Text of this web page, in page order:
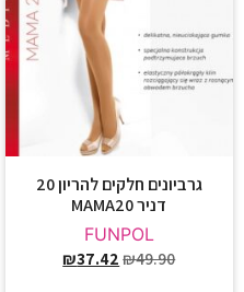
גרביונים חלקים להריון 20
דניר MAMA20
FUNPOL
₪49.90
₪37.42